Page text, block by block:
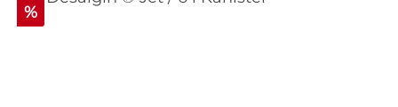
Rabatt
%